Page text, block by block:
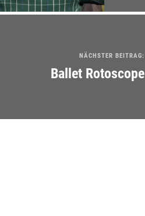
NÄCHSTER BEITRAG:
Ballet Rotoscope